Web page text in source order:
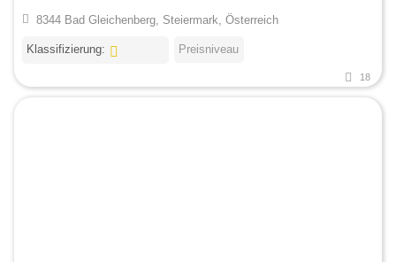
8344 Bad Gleichenberg, Steiermark, Österreich
Klassifizierung: Preisniveau
18